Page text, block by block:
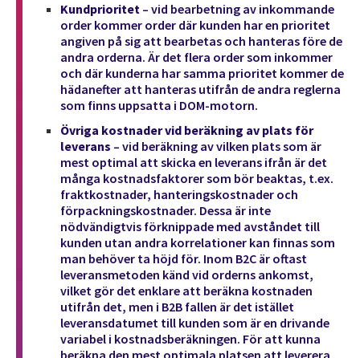
Kundprioritet – vid bearbetning av inkommande
order kommer order där kunden har en prioritet
angiven på sig att bearbetas och hanteras före de
andra orderna. Är det flera order som inkommer
och där kunderna har samma prioritet kommer de
hädanefter att hanteras utifrån de andra reglerna
som finns uppsatta i DOM-motorn.
Övriga kostnader vid beräkning av plats för
leverans – vid beräkning av vilken plats som är
mest optimal att skicka en leverans ifrån är det
många kostnadsfaktorer som bör beaktas, t.ex.
fraktkostnader, hanteringskostnader och
förpackningskostnader. Dessa är inte
nödvändigtvis förknippade med avståndet till
kunden utan andra korrelationer kan finnas som
man behöver ta höjd för. Inom B2C är oftast
leveransmetoden känd vid orderns ankomst,
vilket gör det enklare att beräkna kostnaden
utifrån det, men i B2B fallen är det istället
leveransdatumet till kunden som är en drivande
variabel i kostnadsberäkningen. För att kunna